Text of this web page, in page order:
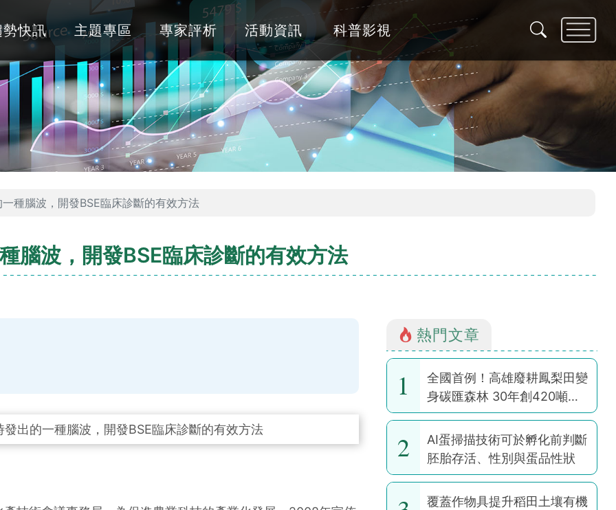
勢快訊 主題專區 專家評析 活動資訊 科普影視
種腦波，開發BSE臨床診斷的有效方法
腦波，開發BSE臨床診斷的有效方法
熱門文章
1
全國首例！高雄廢耕鳳梨田變
身碳匯森林 30年創420噸碳
權
2
AI蛋掃描技術可於孵化前判斷
胚胎存活、性別與蛋品性狀
覆蓋作物具提升稻田土壤有機